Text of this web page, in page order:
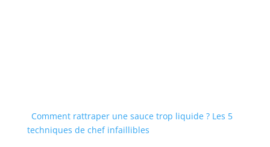
Comment rattraper une sauce trop liquide ? Les 5
techniques de chef infaillibles